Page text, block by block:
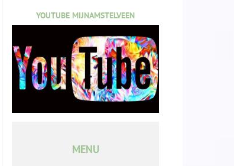
YOUTUBE MIJNAMSTELVEEN
MENU